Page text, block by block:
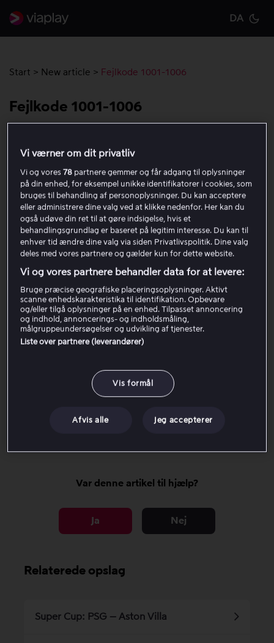
DA
Start > New article > Fejlkode 1001-1006
Fejlkode 1001-1006
afspilningen. Kode 1001 forekommer oftest på Samsung
TV og kan som regel løses ved at følge instruktionerne
her. Hvis du får en af disse fejlkoder på en anden enhed,
skal du følge trinene nedenfor for at forsøge at løse
problemet:
Genstart appen.
Log ud og log ind igen.
Kontrollér, om fejlkoden opstår i Viaplay-appen på
flere forskellige enheder og/eller påViaplay.dk
flere forskellige webbrowsere.
Hvis problemet fortsætter, skal du gå videre med
trinene nedenfor:
Kontrolpunkter for alle enheder
Enhedsspecifikke kontrolpunkter
Var denne artikel til hjælp?
Ja Nej
Relaterede opslag
Super Cup: PSG – Aston Villa
Vi værner om dit privatliv
Vi og vores78 partnere gemmer og får adgang til oplysninger
på din enhed, for eksempel unikke identifikatorer i cookies, som
bruges til behandling af personoplysninger. Du kan acceptere
eller administrere dine valg ved at klikke nedenfor. Her kan du
også udøve din ret til at gøre indsigelse, hvis et
behandlingsgrundlag er baseret på legitim interesse. Du kan til
enhver tid ændre dine valg via siden Privatlivspolitik. Dine valg
deles med vores partnere og gælder kun for dette website.
Vi og vores partnere behandler data for at levere:
Bruge præcise geografiske placeringsoplysninger. Aktivt
scanne enhedskarakteristika til identifikation. Opbevare
og/eller tilgå oplysninger på en enhed. Tilpasset annoncering
og indhold, annoncerings- og indholdsmåling,
målgruppeundersøgelser og udvikling af tjenester.
Liste over partnere (leverandører)
Vis formål
Afvis alle Jeg accepterer